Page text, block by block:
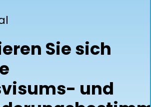
Sie sich
und